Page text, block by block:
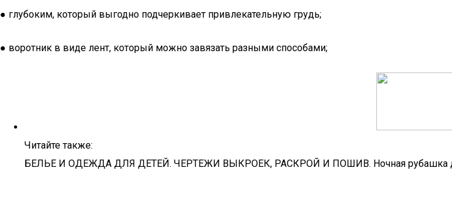
● глубоким, который выгодно подчеркивает привлекательную грудь;
● воротник в виде лент, который можно завязать разными способами;
Читайте также:
БЕЛЬЕ И ОДЕЖДА ДЛЯ ДЕТЕЙ. ЧЕРТЕЖИ ВЫКРОЕК, РАСКРОЙ И ПОШИВ. Ночная рубашка